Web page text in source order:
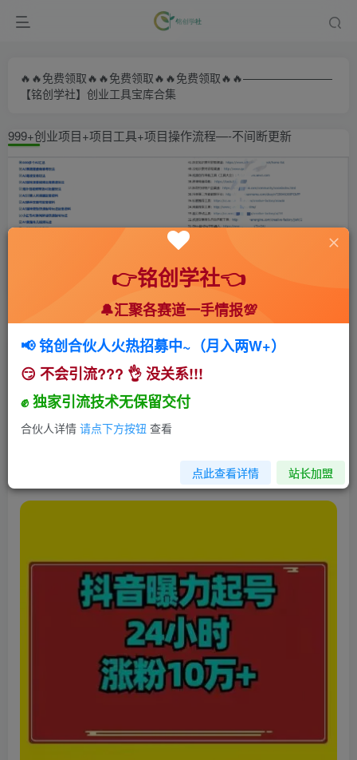
🔥🔥免费领取🔥🔥免费领取🔥🔥免费领取🔥🔥————————
【铭创学社】创业工具宝库合集
999+创业项目+项目工具+项目操作流程—-不间断更新
首页 🍻会员专享 🆓网创项目 正文
抖音曝力起号24小时涨粉10万+教程拆解
小助手
3年前发布
👉铭创学社👈
🔔汇聚各赛道一手情报💯
📢 铭创合伙人火热招募中~（月入两W+）
😏 不会引流??? 👌 没关系!!!
✊ 独家引流技术无保留交付
合伙人详情 请点下方按钮 查看
点此查看详情 站长加盟